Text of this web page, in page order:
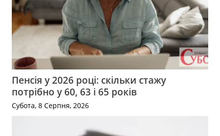
Пенсія у 2026 році: скільки стажу
потрібно у 60, 63 і 65 років
Субота, 8 Серпня, 2026